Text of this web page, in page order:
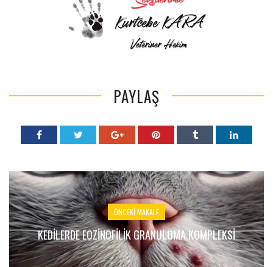
PAYLAŞ
ÖNCEKI MAKALE
KEDILERDE EOZINOFILIK GRANULOMA KOMPLEKSI